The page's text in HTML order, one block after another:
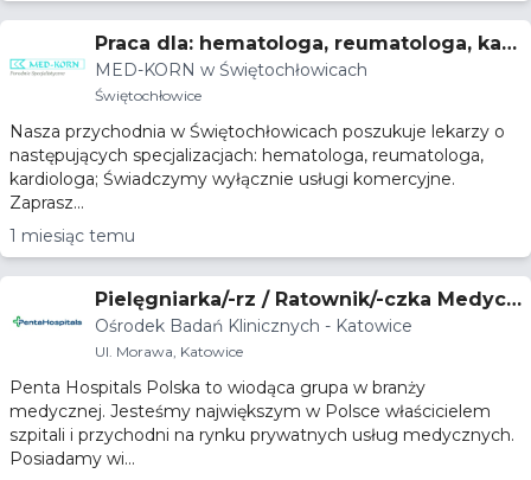
Praca dla: hematologa, reumatologa, kar
diologa
MED-KORN w Świętochłowicach
Świętochłowice
Nasza przychodnia w Świętochłowicach poszukuje lekarzy o
następujących specjalizacjach: hematologa, reumatologa,
kardiologa; Świadczymy wyłącznie usługi komercyjne.
Zaprasz...
1 miesiąc temu
Pielęgniarka/-rz / Ratownik/-czka Medycz
ny/a – Badania Kliniczne
Ośrodek Badań Klinicznych - Katowice
Ul. Morawa, Katowice
Penta Hospitals Polska to wiodąca grupa w branży
medycznej. Jesteśmy największym w Polsce właścicielem
szpitali i przychodni na rynku prywatnych usług medycznych.
Posiadamy wi...